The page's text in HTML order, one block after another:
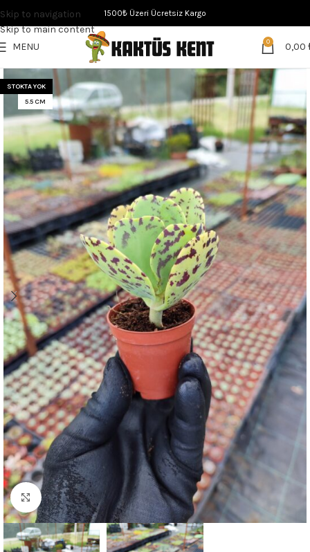
Skip to navigation
Skip to main content
1500₺ Üzeri Ücretsiz Kargo
MENU 0 0,00
STOKTA YOK
5.5 CM
Click to enlarge